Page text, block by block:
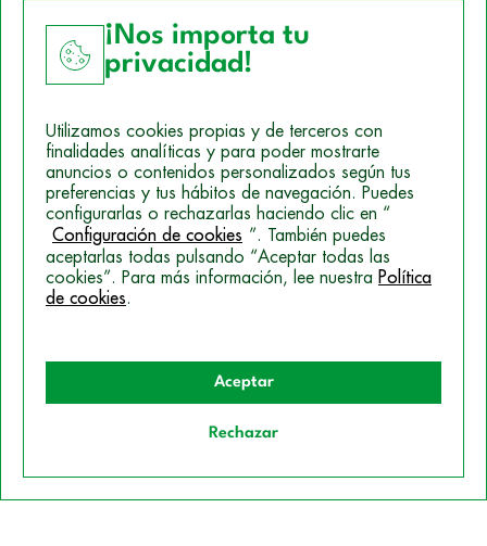
Aviso Legal
Política de Cookies
¡Nos importa tu
privacidad!
Utilizamos cookies propias y de terceros con
finalidades analíticas y para poder mostrarte
anuncios o contenidos personalizados según tus
preferencias y tus hábitos de navegación. Puedes
configurarlas o rechazarlas haciendo clic en “
Configuración de cookies ”. También puedes
aceptarlas todas pulsando “Aceptar todas las
cookies”. Para más información, lee nuestra Política
de cookies.
Aceptar
Rechazar